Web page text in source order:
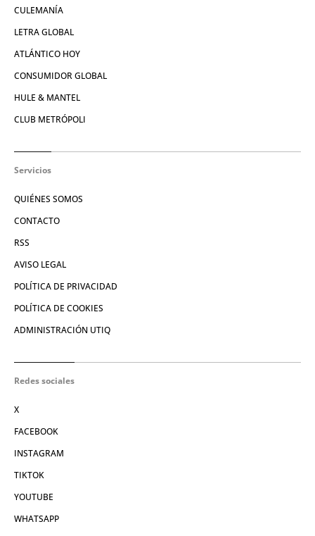
CULEMANÍA
LETRA GLOBAL
ATLÁNTICO HOY
CONSUMIDOR GLOBAL
HULE & MANTEL
CLUB METRÓPOLI
Servicios
QUIÉNES SOMOS
CONTACTO
RSS
AVISO LEGAL
POLÍTICA DE PRIVACIDAD
POLÍTICA DE COOKIES
ADMINISTRACIÓN UTIQ
Redes sociales
X
FACEBOOK
INSTAGRAM
TIKTOK
YOUTUBE
WHATSAPP